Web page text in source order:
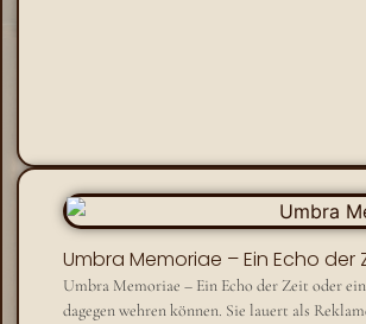
Umbra Memoriae – Ein Echo
Umbra Memoriae – Ein Echo der Zeit oder
dagegen wehren können. Sie lauert als